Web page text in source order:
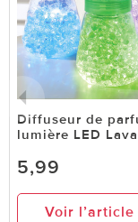
Diffuseur de
lumière LED
5,99
Voir l’article